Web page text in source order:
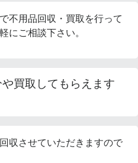
不用品回収・買取を行って
にご相談下さい。
買取してもらえます
収させていただきますので